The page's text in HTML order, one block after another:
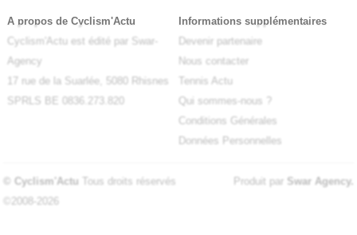
A propos de Cyclism'Actu
Cyclism'Actu est édité par Swar-
Agency
17 rue de la Suarlée, 5080 Rhisnes
SPRLS BE 0836.273.820
Informations supplémentaires
Devenir partenaire
Nous contacter
Tennis Actu
Qui sommes-nous ?
Conditions Générales
Données Personnelles
© Cyclism'Actu Tous droits réservés
©2008-2026
Produit par Swar Agency.